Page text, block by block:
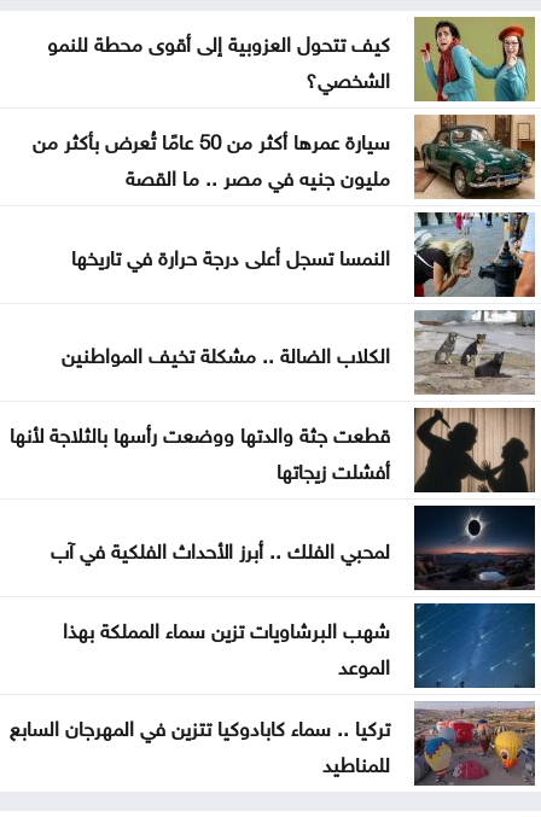
500 ألف دينار لدعم مشاريع البنية التحتية في الوسطية
بشيكطاش يعود من التشيك بفوز ثمين في ذهاب
تمهيدي الدوري الأوروبي
أوغندا توافق على نشر وحدة من جيشها في غزة
إسطنبول .. ثالث أكبر سفينة رافعات بالعالم تمر عبر
مضيق البوسفور
الأردن يدين التفجير الإرهابي الذي استهدف حافلة في
جرمانا بريف دمشق
غوتيريش يدعو روسيا وأوكرانيا إلى تجنب استهداف
المدنيين
علامات تجارية مقلدة
كيف تتحول العزوبية إلى أقوى محطة للنمو
الشخصي؟
سيارة عمرها أكثر من 50 عامًا تُعرض بأكثر من
مليون جنيه في مصر .. ما القصة
النمسا تسجل أعلى درجة حرارة في تاريخها
الكلاب الضالة .. مشكلة تخيف المواطنين
قطعت جثة والدتها ووضعت رأسها بالثلاجة لأنها
أفشلت زيجاتها
لمحبي الفلك .. أبرز الأحداث الفلكية في آب
شهب البرشاويات تزين سماء المملكة بهذا
الموعد
تركيا .. سماء كابادوكيا تتزين في المهرجان السابع
للمناطيد